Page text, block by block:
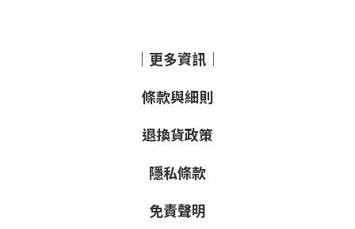
｜更多資訊｜
條款與細則
退換貨政策
隱私條款
免責聲明